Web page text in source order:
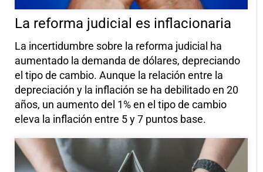
La reforma judicial es inflacionaria
La incertidumbre sobre la reforma judicial ha
aumentado la demanda de dólares, depreciando
el tipo de cambio. Aunque la relación entre la
depreciación y la inflación se ha debilitado en 20
años, un aumento del 1% en el tipo de cambio
eleva la inflación entre 5 y 7 puntos base.